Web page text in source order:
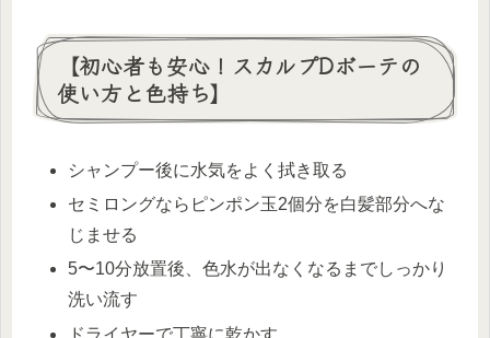
【初心者も安心！スカルプDボーテの
使い方と色持ち】
シャンプー後に水気をよく拭き取る
セミロングならピンポン玉2個分を白髪部分へな
じませる
5〜10分放置後、色水が出なくなるまでしっかり
洗い流す
ドライヤーで丁寧に乾かす